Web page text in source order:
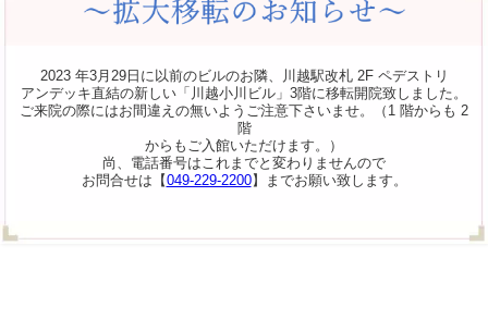
2023 年3月29日に以前のビルのお隣、川越駅改札 2F ペデストリ
アンデッキ直結の新しい「川越小川ビル」3階に移転開院致しました。
ご来院の際にはお間違えの無いようご注意下さいませ。（1 階からも 2
階
からもご入館いただけます。）
尚、電話番号はこれまでと変わりませんので
お問合せは【049-229-2200】までお願い致します。